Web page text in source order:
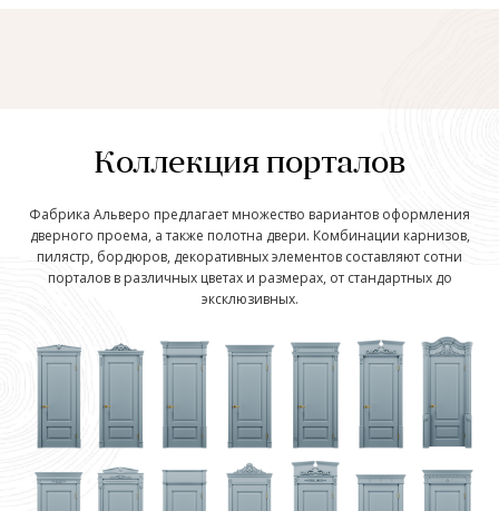
Коллекция порталов
Фабрика Альверо предлагает множество вариантов оформления
дверного проема, а также полотна двери. Комбинации карнизов,
пилястр, бордюров, декоративных элементов составляют сотни
порталов в различных цветах и размерах, от стандартных до
эксклюзивных.